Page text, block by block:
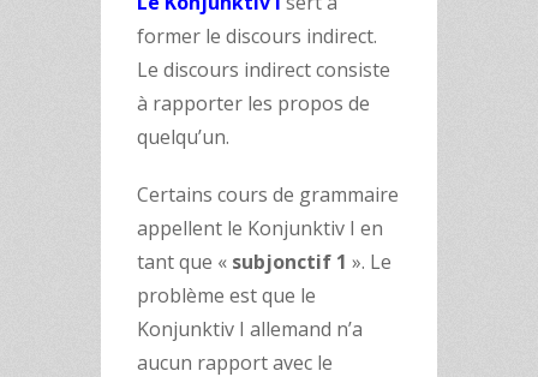
former le discours indirect.
Le discours indirect consiste
à rapporter les propos de
quelqu’un.
Certains cours de grammaire
appellent le Konjunktiv I en
tant que « subjonctif 1 ». Le
problème est que le
Konjunktiv I allemand n’a
aucun rapport avec le